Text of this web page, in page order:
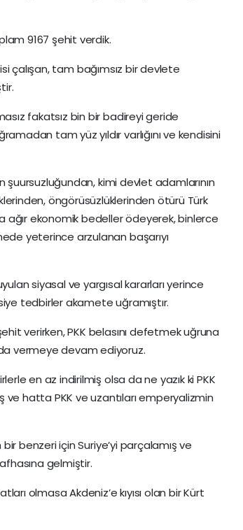
9167 şehit verdik.
çalışan, tam bağımsız bir devlete
fakatsız bin bir badireyi geride
tam yüz yıldır varlığını ve kendisini
şuursuzluğundan, kimi devlet adamlarının
öngörüsüzlüklerinden ötürü Türk
ağır ekonomik bedeller ödeyerek, binlerce
yeterince arzulanan başarıyı
siyasal ve yargısal kararları yerince
tedbirler akamete uğramıştır.
verirken, PKK belasını defetmek uğruna
vermeye devam ediyoruz.
en az indirilmiş olsa da ne yazık ki PKK
ve hatta PKK ve uzantıları emperyalizmin
benzeri için Suriye’yi parçalamış ve
gelmiştir.
olmasa Akdeniz’e kıyısı olan bir Kürt